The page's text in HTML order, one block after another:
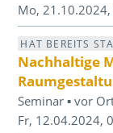
Mo,
HAT BEREITS
Nachhaltige
Seminar ▪ vor
Fr, 12.04.2024,